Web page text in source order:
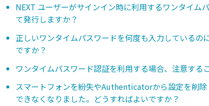
NEXT ユーザーがサインイン時に利用するワンタイム
て発行しますか？
正しいワンタイムパスワードを何度も入力しているの
ですか？
ワンタイムパスワード認証を利用する場合、注意する
スマートフォンを紛失やAuthenticatorから設定を削
できなくなりました。どうすればよいですか？